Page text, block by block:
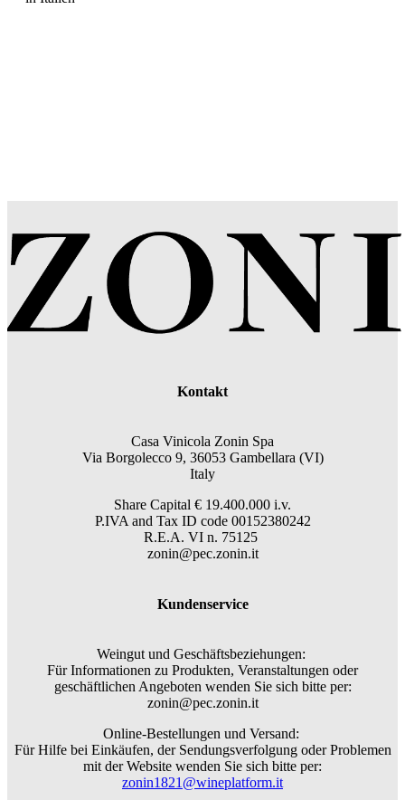
Kontakt
Casa Vinicola Zonin Spa
Via Borgolecco 9, 36053 Gambellara (VI)
Italy
Share Capital € 19.400.000 i.v.
P.IVA and Tax ID code 00152380242
R.E.A. VI n. 75125
zonin@pec.zonin.it
Kundenservice
Weingut und Geschäftsbeziehungen:
Für Informationen zu Produkten, Veranstaltungen oder
geschäftlichen Angeboten wenden Sie sich bitte per:
zonin@pec.zonin.it
Online-Bestellungen und Versand:
Für Hilfe bei Einkäufen, der Sendungsverfolgung oder Problemen
mit der Website wenden Sie sich bitte per:
zonin1821@wineplatform.it